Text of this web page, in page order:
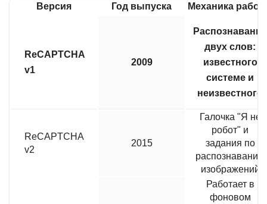
Версия Год выпуска Механика
ReCAPTCHA
v1
2009
Распознавание
двух слов:
известного
системе и
неизвестного
ReCAPTCHA
v2
2015
Галочка "Я не
робот" и
задания по
распознаванию
изображений
Работает в
фоновом